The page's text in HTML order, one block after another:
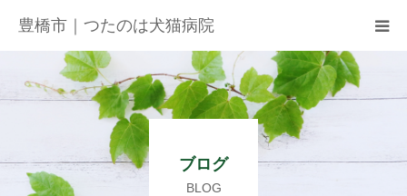
豊橋市｜つたのは犬猫病院
ブログ
BLOG
病院紹介
ネット予約